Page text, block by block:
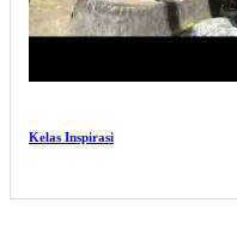
Kelas Inspirasi